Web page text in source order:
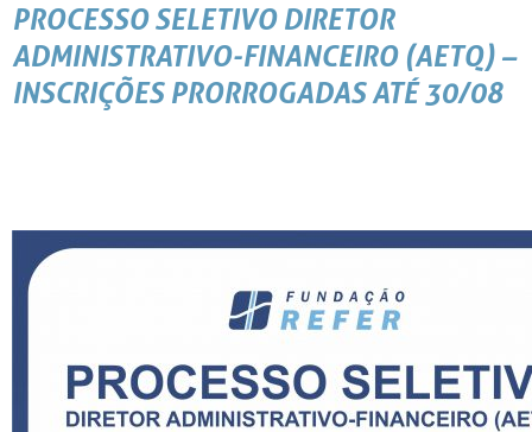
PROCESSO SELETIVO DIRETOR
ADMINISTRATIVO-FINANCEIRO (AETQ) –
INSCRIÇÕES PRORROGADAS ATÉ 30/08